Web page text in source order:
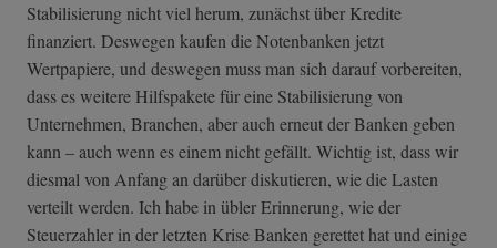
Stabilisierung nicht viel herum, zunächst über Kredite
finanziert. Deswegen kaufen die Notenbanken jetzt
Wertpapiere, und deswegen muss man sich darauf vorbereiten,
dass es weitere Hilfspakete für eine Stabilisierung von
Unternehmen, Branchen, aber auch erneut der Banken geben
kann – auch wenn es einem nicht gefällt. Wichtig ist, dass wir
diesmal von Anfang an darüber diskutieren, wie die Lasten
verteilt werden. Ich habe in übler Erinnerung, wie der
Steuerzahler in der letzten Krise Banken gerettet hat und einige